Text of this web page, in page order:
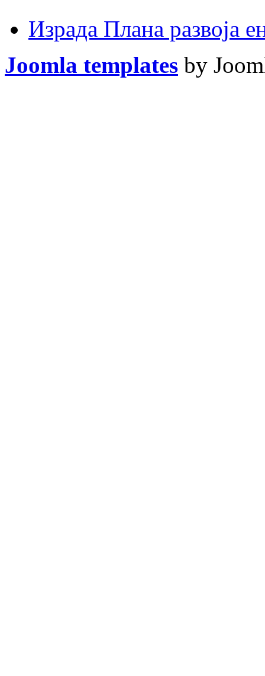
Израда Плана развоја
Joomla templates by